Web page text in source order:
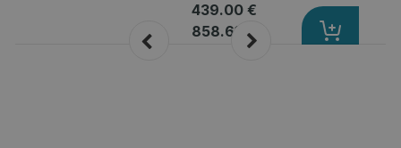
439.00 €
858.61 лв.